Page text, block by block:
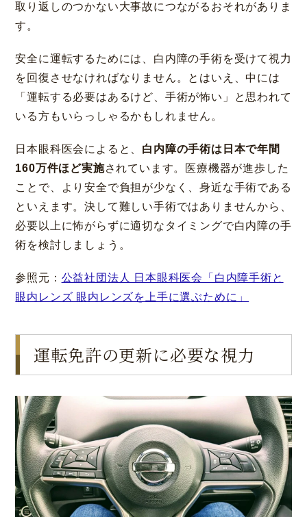
取り返しのつかない大事故につながるおそれがありま
す。
安全に運転するためには、白内障の手術を受けて視力
を回復させなければなりません。とはいえ、中には
「運転する必要はあるけど、手術が怖い」と思われて
いる方もいらっしゃるかもしれません。
日本眼科医会によると、 白内障の手術は日本で年間
160万件ほど実施されています。医療機器が進歩した
ことで、より安全で負担が少なく、身近な手術である
といえます。決して難しい手術ではありませんから、
必要以上に怖がらずに適切なタイミングで白内障の手
術を検討しましょう。
参照元： 公益社団法人 日本眼科医会「白内障手術と
眼内レンズ 眼内レンズを上手に選ぶために」
運転免許の更新に必要な視力